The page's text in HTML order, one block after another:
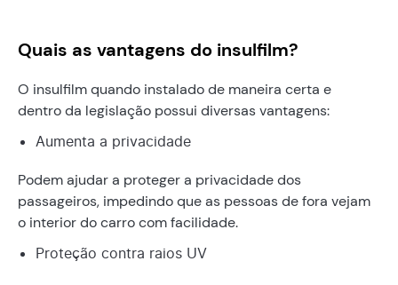
Quais as vantagens do insulfilm?
O insulfilm quando instalado de maneira certa e
dentro da legislação possui diversas vantagens:
Aumenta a privacidade
Podem ajudar a proteger a privacidade dos
passageiros, impedindo que as pessoas de fora vejam
o interior do carro com facilidade.
Proteção contra raios UV